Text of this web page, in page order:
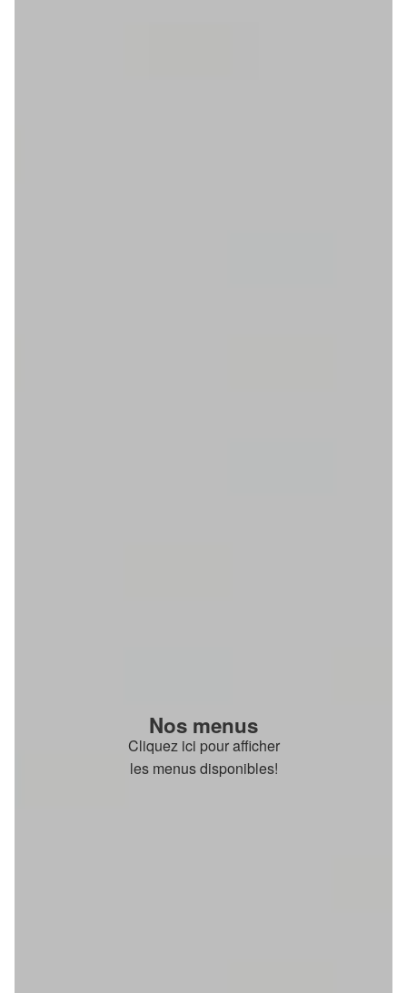
Nos menus
Cliquez ici pour afficher
les menus disponibles!